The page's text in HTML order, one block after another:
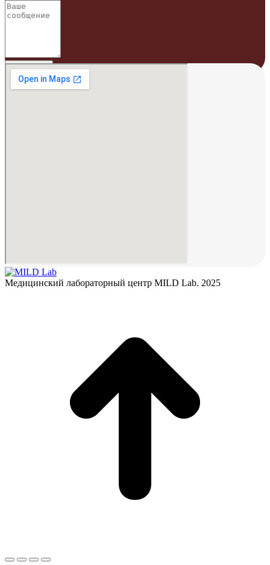
Медицинский лабораторный центр MILD Lab. 2025